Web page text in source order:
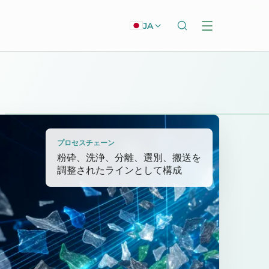
JA
プロセスチェーン
粉砕、洗浄、分離、選別、搬送を
調整されたラインとして構成